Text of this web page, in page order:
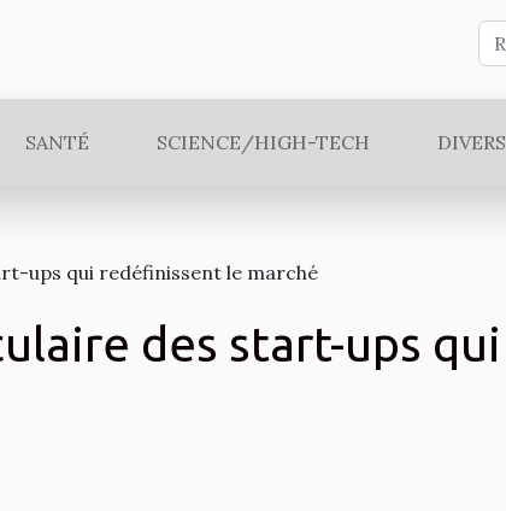
SANTÉ SCIENCE/HIGH-TECH DIVERS
ups qui redéfinissent le marché
des start-ups qui